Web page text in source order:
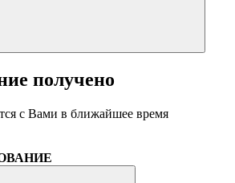
получено
с Вами в ближайшее время